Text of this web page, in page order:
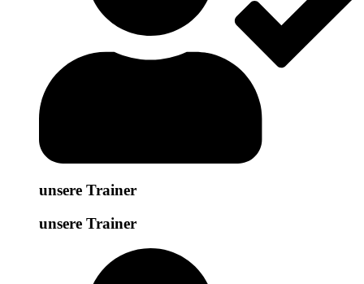
unsere Trainer
unsere Trainer